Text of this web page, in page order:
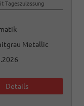
Tageszulassung
Metallic
Details